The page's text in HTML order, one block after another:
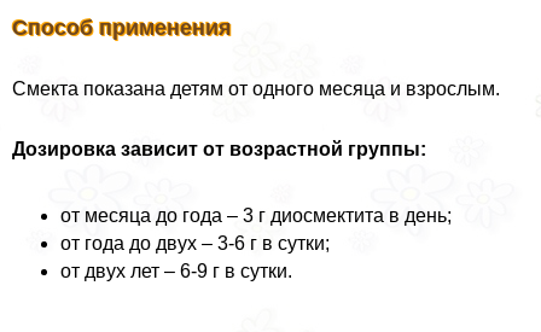
Способ применения
Смекта показана детям от одного месяца и взрослым.
Дозировка зависит от возрастной группы:
от месяца до года – 3 г диосмектита в день;
от года до двух – 3-6 г в сутки;
от двух лет – 6-9 г в сутки.